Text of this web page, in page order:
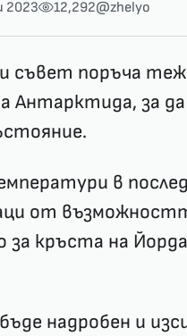
2023 12,292@zhelyo
съвет поръча
Антарктида, за
в
от
за кръста на
надробен и